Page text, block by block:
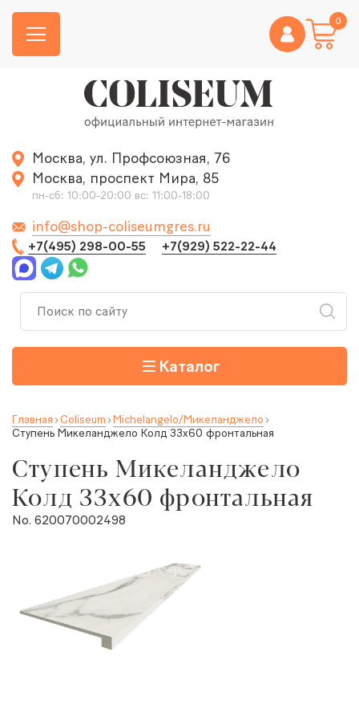
0
Москва, ул. Профсоюзная, 76
Москва, проспект Мира, 85
пн-сб: 10:00-20:00 вс: 11:00-18:00
info@shop-coliseumgres.ru
+7(495) 298-00-55 +7(929) 522-22-44
Каталог
Главная Coliseum Michelangelo/Микеланджело
Ступень Микеланджело Колд 33x60 фронтальная
Ступень Микеланджело
Колд 33x60 фронтальная
No. 620070002498